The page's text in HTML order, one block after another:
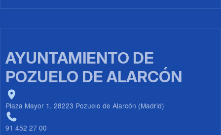
AYUNTAMIENTO DE
POZUELO DE ALARCÓN
Plaza Mayor 1, 28223 Pozuelo de Alarcón (Madrid)
91 452 27 00